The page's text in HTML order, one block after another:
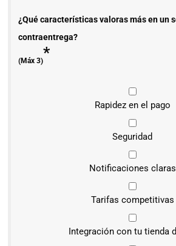
¿Qué características valoras más en un
contraentrega?
(Máx 3)*
Rapidez en el pago
Seguridad
Notificaciones claras
Tarifas competitivas
Integración con tu tienda